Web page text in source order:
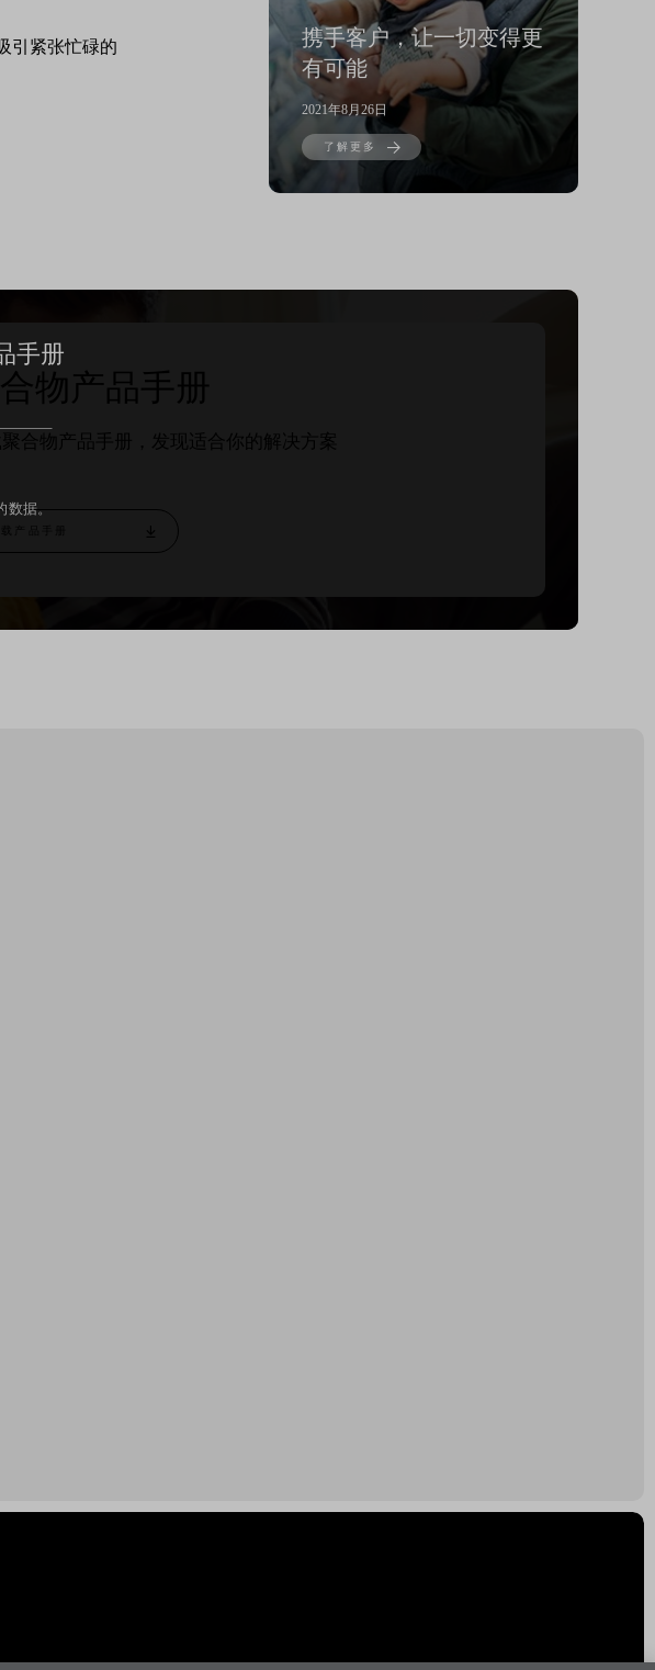
引紧张忙碌的
携手客户，让一切变得更
有可能
2021年8月26日
了解更多
物产品手册
聚合物产品手册，发现适合你的解决方案
手册
数据。